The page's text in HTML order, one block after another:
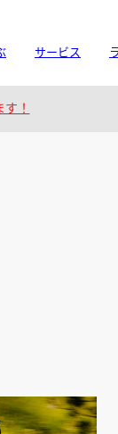
サービス
！